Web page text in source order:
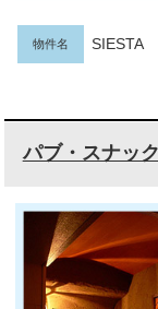
物件名 SIESTA
パブ・スナッ